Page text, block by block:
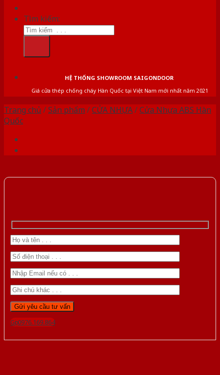
Tìm kiếm:
HỆ THỐNG SHOWROOM SAIGONDOOR
Giá cửa thép chống cháy Hàn Quốc tại Việt Nam mới nhất năm 2021
Trang chủ /Sản phẩm /CỬA NHỰA/Cửa Nhựa ABS Hàn
Quốc
Gọi 0976.169.864